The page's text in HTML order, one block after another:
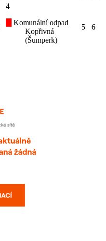
4
Komunální odpad
Kopřivná
(Šumperk)
5 6